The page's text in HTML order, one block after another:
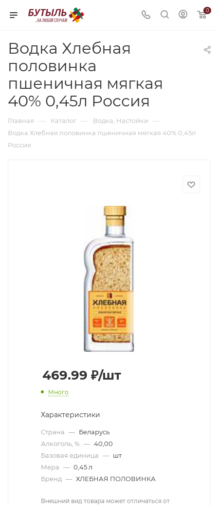
0
Водка Хлебная
половинка
пшеничная мягкая
40% 0,45л Россия
Главная — Каталог — Водка, Настойки —
Водка Хлебная половинка пшеничная мягкая 40% 0,45л
Россия
469.99 ₽/шт
Много
Характеристики
Страна — Беларусь
Алкоголь, % — 40,00
Базовая единица — шт
Мера — 0,45 л
Бренд — ХЛЕБНАЯ ПОЛОВИНКА
Внешний вид товара может отличаться от